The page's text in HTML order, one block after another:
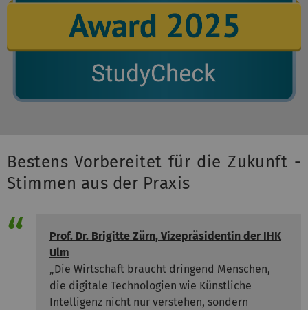
Bestens Vorbereitet für die Zukunft -
Stimmen aus der Praxis
Prof. Dr. Brigitte Zürn, Vizepräsidentin der IHK
Ulm
„Die Wirtschaft braucht dringend Menschen,
die digitale Technologien wie Künstliche
Intelligenz nicht nur verstehen, sondern